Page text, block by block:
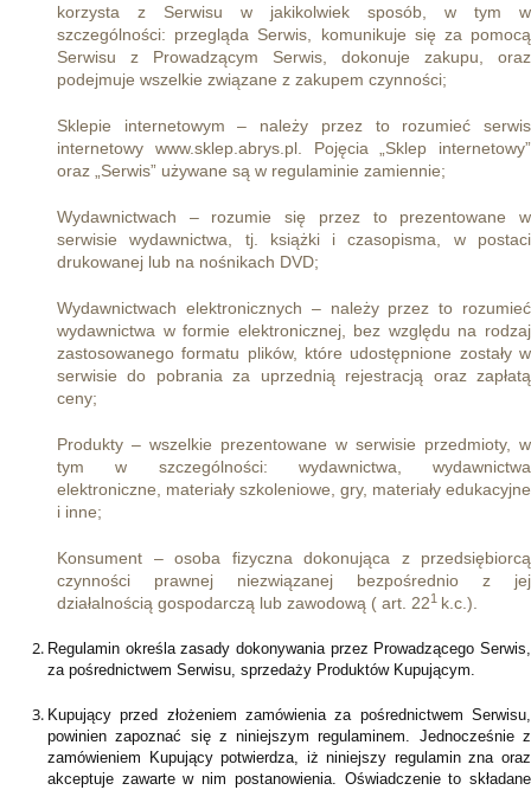
korzysta z Serwisu w jakikolwiek sposób, w tym w
szczególności: przegląda Serwis, komunikuje się za pomocą
Serwisu z Prowadzącym Serwis, dokonuje zakupu, oraz
podejmuje wszelkie związane z zakupem czynności;
Sklepie internetowym – należy przez to rozumieć serwis
internetowy www.sklep.abrys.pl. Pojęcia „Sklep internetowy”
oraz „Serwis” używane są w regulaminie zamiennie;
Wydawnictwach – rozumie się przez to prezentowane w
serwisie wydawnictwa, tj. książki i czasopisma, w postaci
drukowanej lub na nośnikach DVD;
Wydawnictwach elektronicznych – należy przez to rozumieć
wydawnictwa w formie elektronicznej, bez względu na rodzaj
zastosowanego formatu plików, które udostępnione zostały w
serwisie do pobrania za uprzednią rejestracją oraz zapłatą
ceny;
Produkty – wszelkie prezentowane w serwisie przedmioty, w
tym w szczególności: wydawnictwa, wydawnictwa
elektroniczne, materiały szkoleniowe, gry, materiały edukacyjne
i inne;
Konsument – osoba fizyczna dokonująca z przedsiębiorcą
czynności prawnej niezwiązanej bezpośrednio z jej
działalnością gospodarczą lub zawodową ( art. 221 k.c.).
Regulamin określa zasady dokonywania przez Prowadzącego Serwis,
za pośrednictwem Serwisu, sprzedaży Produktów Kupującym.
Kupujący przed złożeniem zamówienia za pośrednictwem Serwisu,
powinien zapoznać się z niniejszym regulaminem. Jednocześnie z
zamówieniem Kupujący potwierdza, iż niniejszy regulamin zna oraz
akceptuje zawarte w nim postanowienia. Oświadczenie to składane